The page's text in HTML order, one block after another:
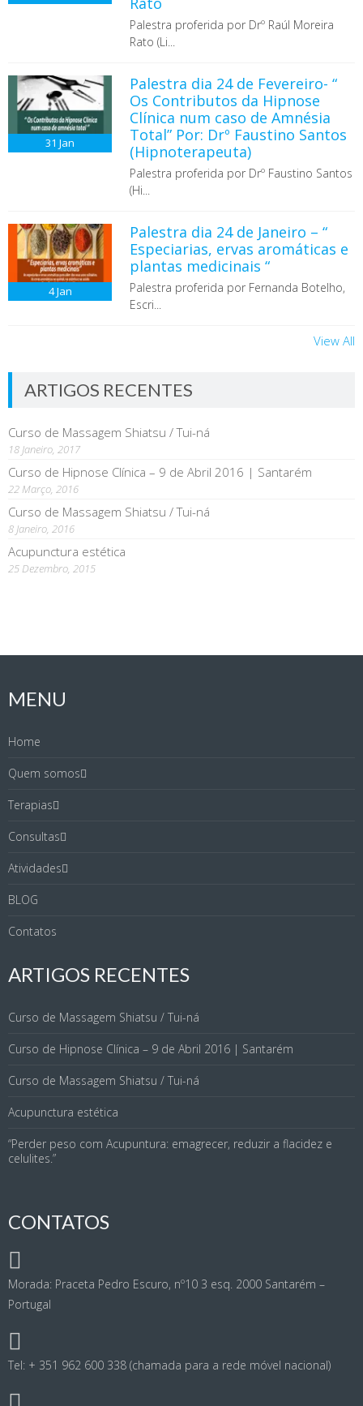
Palestra proferida por Drº Raúl Moreira
Rato (Li...
31 Jan
Palestra dia 24 de Fevereiro- “
Os Contributos da Hipnose
Clínica num caso de Amnésia
Total” Por: Drº Faustino Santos
(Hipnoterapeuta)
Palestra proferida por Drº Faustino Santos
(Hi...
4Jan
Palestra dia 24 de Janeiro – “
Especiarias, ervas aromáticas e
plantas medicinais “
Palestra proferida por Fernanda Botelho,
Escri...
View All
ARTIGOS RECENTES
Curso de Massagem Shiatsu / Tui-ná
18 Janeiro, 2017
Curso de Hipnose Clínica – 9 de Abril 2016 | Santarém
22 Março, 2016
Curso de Massagem Shiatsu / Tui-ná
8 Janeiro, 2016
Acupunctura estética
25 Dezembro, 2015
MENU
Home
Quem somos
Terapias
Consultas
Atividades
BLOG
Contatos
ARTIGOS RECENTES
Curso de Massagem Shiatsu / Tui-ná
Curso de Hipnose Clínica – 9 de Abril 2016 | Santarém
Curso de Massagem Shiatsu / Tui-ná
Acupunctura estética
“Perder peso com Acupuntura: emagrecer, reduzir a flacidez e
celulites.”
CONTATOS
Morada: Praceta Pedro Escuro, nº10 3 esq. 2000 Santarém –
Portugal
Tel: + 351 962 600 338 (chamada para a rede móvel nacional)